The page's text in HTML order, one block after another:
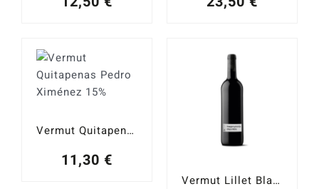
Vermut Quitapenas Pedro Ximénez 15%
11,30 €
Vermut Lillet Blanc 17%